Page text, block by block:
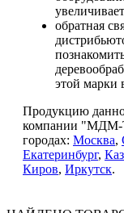
обратная
этой марки
Продукцию
компании
городах: Москва,
Екатеринбург,
Киров, Иркутск.